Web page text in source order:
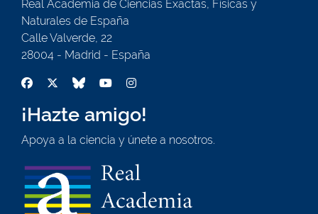
Real Academia de Ciencias Exactas, Físicas y
Naturales de España
Calle Valverde, 22
28004 - Madrid - España
¡Hazte amigo!
Apoya a la ciencia y únete a nosotros.